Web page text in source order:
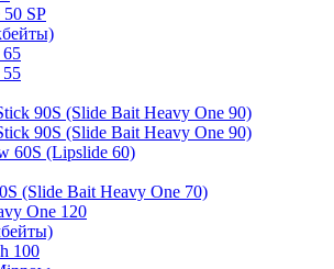
SP
65
90S (Slide Bait Heavy One 90)
90S (Slide Bait Heavy One 90)
60S (Lipslide 60)
(Slide Bait Heavy One 70)
One 120
100